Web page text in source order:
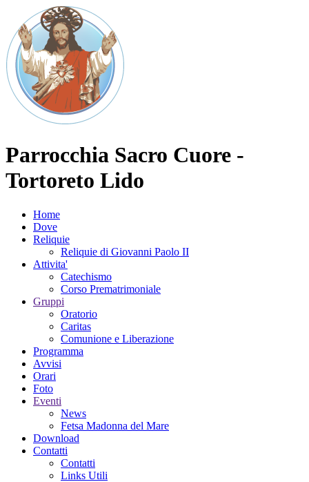
Parrocchia Sacro Cuore -
Tortoreto Lido
Home
Dove
Reliquie
Reliquie di Giovanni Paolo II
Attivita'
Catechismo
Corso Prematrimoniale
Gruppi
Oratorio
Caritas
Comunione e Liberazione
Programma
Avvisi
Orari
Foto
Eventi
News
Fetsa Madonna del Mare
Download
Contatti
Contatti
Links Utili